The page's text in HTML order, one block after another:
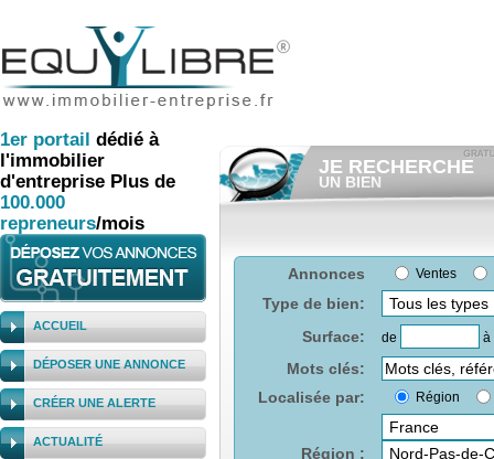
1er portail dédié à
l'immobilier
d'entreprise Plus de
100.000
repreneurs/mois
ACCUEIL
DÉPOSER UNE ANNONCE
CRÉER UNE ALERTE
ACTUALITÉ
JE RECHERCHE
UN BIEN
Consulter gratuitementles
RECHERCHER UNE
ANNONCE
Annonces Ventes
Type de bien:
Surface:
de à
Mots clés:
Localisée par:
Région
Région :